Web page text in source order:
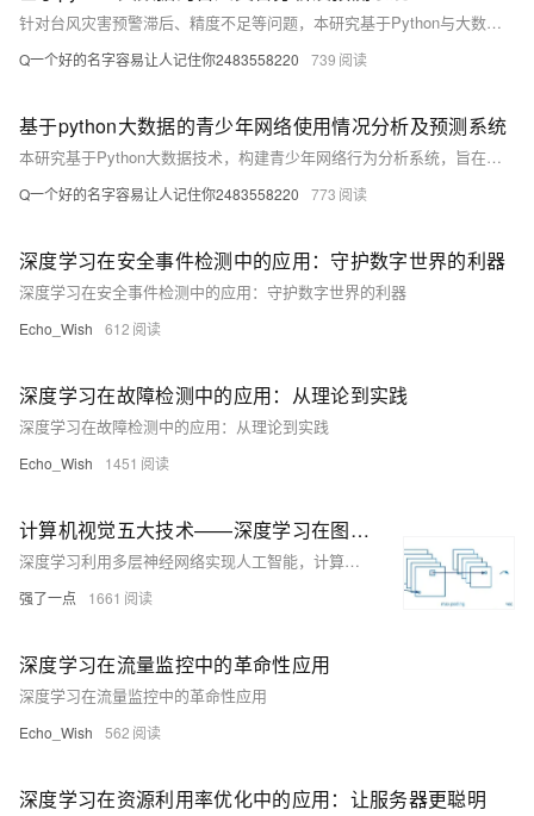
针对台风灾害预警滞后、精度不足等问题，本研究基于Python与大数据技术，构建多源数据融合的台风预测系统。利用机器学习提升路径与强度预测准确率，结合Django框架实现动态可视化与实时预警，为防灾决策提供科学支持，显著提高应急响应效率，具有重要社会经济价值。
Q一个好的名字容易让人记住你2483558220 739
基于python大数据的青少年网络使用情况分析及预测系统
本研究基于Python大数据技术，构建青少年网络行为分析系统，旨在破解现有防沉迷模式下用户画像模糊、预警滞后等难题。通过整合多平台亿级数据，运用机器学习实现精准行为预测与实时干预，推动数字治理向“数据驱动”转型，为家庭、学校及政府提供科学决策支持，助力青少年健康上网。
Q一个好的名字容易让人记住你2483558220 773
深度学习在安全事件检测中的应用：守护数字世界的利器
深度学习在安全事件检测中的应用：守护数字世界的利器
Echo_Wish 612
深度学习在故障检测中的应用：从理论到实践
深度学习在故障检测中的应用：从理论到实践
Echo_Wish 1451
计算机视觉五大技术——深度学习在图像处理中的应用
深度学习利用多层神经网络实现人工智能，计算机视觉是其重要应用之一。图像分类通过卷积神经网络（CNN）判断图片类别，如“猫”或“狗”。目标检测不仅识别物体，还确定其位置，R-CNN系列模型逐步优化检测速度与精度。语义分割对图像每个像素分类，FCN开创像素级分类范式，DeepLab等进一步提升细节表现。实例分割结合目标检测与语义分割，Mask R-CNN实现精准实例区分。关键点检测用于人体姿态估计、人脸特征识别等，OpenPose和HRNet等技术推动该领域发展。这些方法在效率与准确性上不断进步，广泛应用于实际场景。
强了一点 1661
深度学习在流量监控中的革命性应用
深度学习在流量监控中的革命性应用
Echo_Wish 562
深度学习在资源利用率优化中的应用：让服务器更聪明